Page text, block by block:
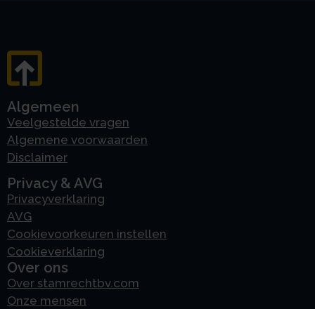
Algemeen
Veelgestelde vragen
Algemene voorwaarden
Disclaimer
Privacy & AVG
Privacyverklaring
AVG
Cookievoorkeuren instellen
Cookieverklaring
Over ons
Over stamrechtbv.com
Onze mensen